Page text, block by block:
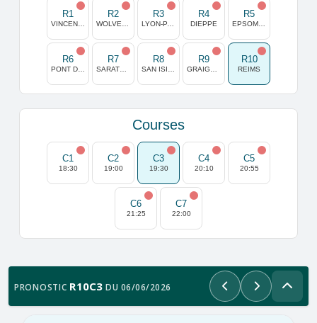
R1 R2 R3 R4
DIEPPE
R5
R6 R7 R8 R9 R10
REIMS
Courses
C1
18:30
C2
19:00
C3
19:30
C4
20:10
C5
20:55
C6
21:25
C7
22:00
PRONOSTIC R10C3 DU 06/06/2026 PrécédentSuivant